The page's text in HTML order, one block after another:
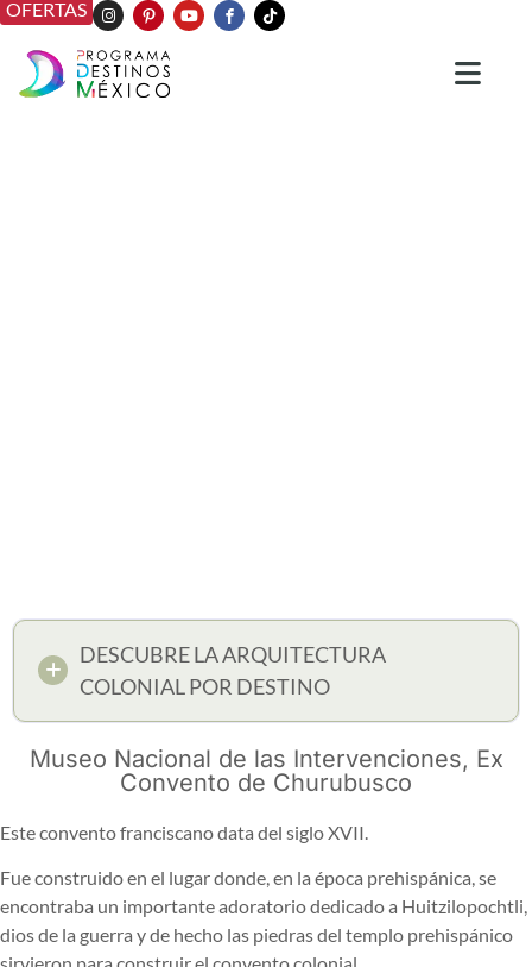
OFERTAS
DESCUBRE LA ARQUITECTURA
COLONIAL POR DESTINO
Museo Nacional de las Intervenciones, Ex
Convento de Churubusco
Este convento franciscano data del siglo XVII.
Fue construido en el lugar donde, en la época prehispánica, se
encontraba un importante adoratorio dedicado a Huitzilopochtli,
dios de la guerra y de hecho las piedras del templo prehispánico